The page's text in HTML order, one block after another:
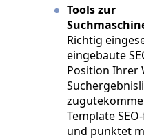
Tools zur
Richtig
eingebaute
Position Ihrer
Template
und punktet